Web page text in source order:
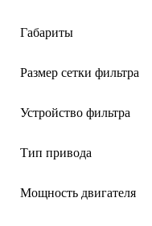
Габариты
Размер сетки фильтра
Устройство фильтра
Тип привода
Мощность двигателя